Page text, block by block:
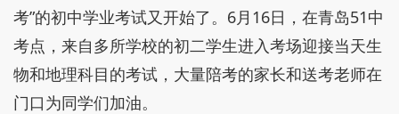
考”的初中学业考试又开始了。6月16日，在青岛51中
考点，来自多所学校的初二学生进入考场迎接当天生
物和地理科目的考试，大量陪考的家长和送考老师在
门口为同学们加油。